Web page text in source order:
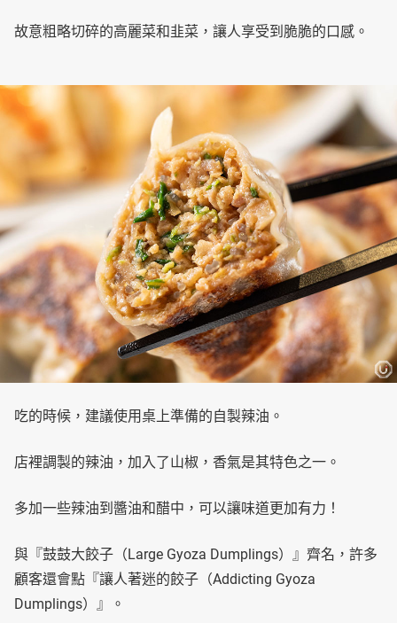
故意粗略切碎的高麗菜和韭菜，讓人享受到脆脆的口感。
吃的時候，建議使用桌上準備的自製辣油。
店裡調製的辣油，加入了山椒，香氣是其特色之一。
多加一些辣油到醬油和醋中，可以讓味道更加有力！
與『鼓鼓大餃子（Large Gyoza Dumplings）』齊名，許多
顧客還會點『讓人著迷的餃子（Addicting Gyoza
Dumplings）』。